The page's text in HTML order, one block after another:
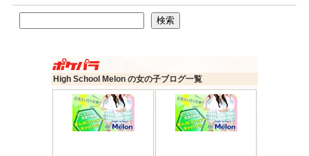
検索